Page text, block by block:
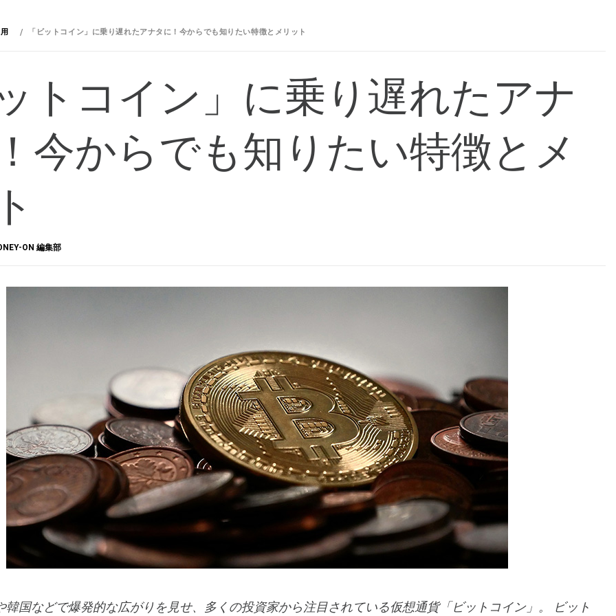
「ビットコイン」に乗り遅れたアナタに！今からでも知りたい特徴とメリット
トコイン」に乗り遅れたアナ
今からでも知りたい特徴とメ
ON 編集部
韓国などで爆発的な広がりを見せ、多くの投資家から注目されている仮想通貨「ビットコイン」。 ビット